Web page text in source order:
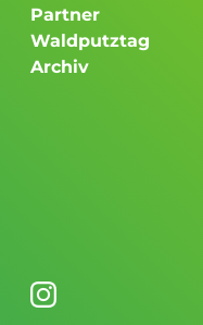
Partner
Waldputztag
Archiv